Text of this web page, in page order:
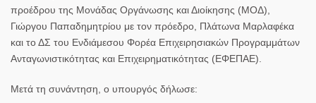
προέδρου της Μονάδας Οργάνωσης και Διοίκησης (ΜΟΔ),
Γιώργου Παπαδημητρίου με τον πρόεδρο, Πλάτωνα Μαρλαφέκα
και το ΔΣ του Ενδιάμεσου Φορέα Επιχειρησιακών Προγραμμάτων
Ανταγωνιστικότητας και Επιχειρηματικότητας (ΕΦΕΠΑΕ).
Μετά τη συνάντηση, ο υπουργός δήλωσε: